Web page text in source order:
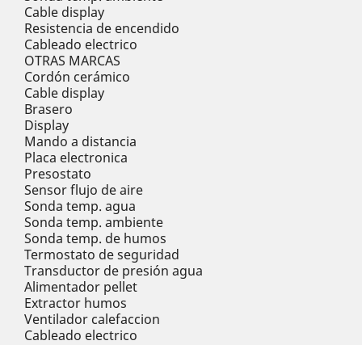
Cable display
Resistencia de encendido
Cableado electrico
OTRAS MARCAS
Cordón cerámico
Cable display
Brasero
Display
Mando a distancia
Placa electronica
Presostato
Sensor flujo de aire
Sonda temp. agua
Sonda temp. ambiente
Sonda temp. de humos
Termostato de seguridad
Transductor de presión agua
Alimentador pellet
Extractor humos
Ventilador calefaccion
Cableado electrico